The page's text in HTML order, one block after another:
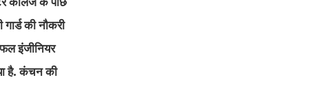
की नौकरी
इंजीनियर
है. कंचन की